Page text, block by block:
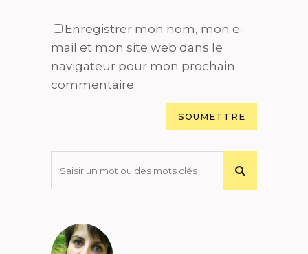
Enregistrer mon nom, mon e-
mail et mon site web dans le
navigateur pour mon prochain
commentaire.